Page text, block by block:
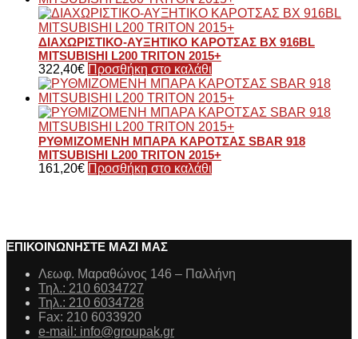
ΔΙΑΧΩΡΙΣΤΙΚΟ-ΑΥΞΗΤΙΚΟ ΚΑΡΟΤΣΑΣ BX 916BL
MITSUBISHI L200 TRITON 2015+
322,40€ Προσθήκη στο καλάθι
ΡΥΘΜΙΖΟΜΕΝΗ ΜΠΑΡΑ ΚΑΡΟΤΣΑΣ SBAR 918
MITSUBISHI L200 TRITON 2015+
161,20€ Προσθήκη στο καλάθι
ΕΠΙΚΟΙΝΩΝΗΣΤΕ ΜΑΖΙ ΜΑΣ
Λεωφ. Μαραθώνος 146 – Παλλήνη
Τηλ.: 210 6034727
Τηλ.: 210 6034728
Fax: 210 6033920
e-mail: info@groupak.gr